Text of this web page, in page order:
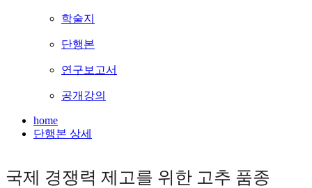
학술지
단행본
연구보고서
공개강의
home
단행본 상세
국제 경쟁력 제고를 위한 고추 품종